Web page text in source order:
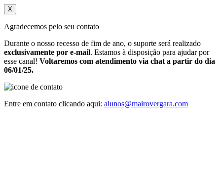
X
Agradecemos pelo seu contato
Durante o nosso recesso de fim de ano, o suporte será realizado
exclusivamente por e-mail. Estamos à disposição para ajudar por
esse canal! Voltaremos com atendimento via chat a partir do dia
06/01/25.
Entre em contato clicando aqui: alunos@mairovergara.com